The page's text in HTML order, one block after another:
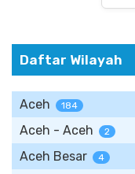
Daftar Wilayah
Aceh 184
Aceh - Aceh 2
Aceh Besar 4